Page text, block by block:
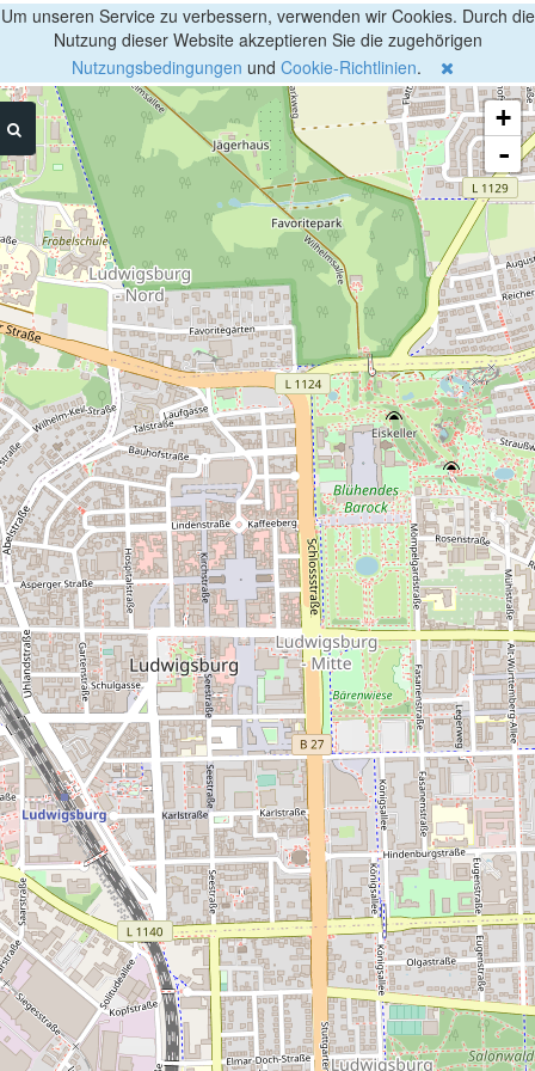
Um unseren Service zu verbessern, verwenden wir Cookies. Durch die
Nutzung dieser Website akzeptieren Sie die zugehörigen
Nutzungsbedingungen und Cookie-Richtlinien.
+
-